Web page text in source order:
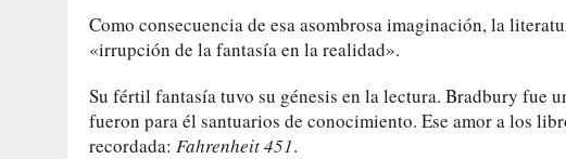
Como consecuencia de esa asombrosa imaginación, la
«irrupción de la fantasía en la realidad».
Su fértil fantasía tuvo su génesis en la lectura. Bradbury fue
fueron para él santuarios de conocimiento. Ese amor a los
recordada: Fahrenheit 451.